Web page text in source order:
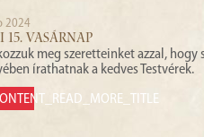
2024
15. VASÁRNAP
meg szeretteinket azzal,
írathatnak a kedves Testvérek.